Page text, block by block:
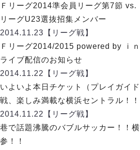
メットライフ生命Ｆリーグ
試合日程・結果
大会概要
アリーナ情報
チケット情報
過去の記録
リガーレヴィア葛飾
Y．S．C．C．横浜
ヴィンセドール白山
アグレミーナ浜松
デウソン神戸
ポルセイド浜田
ミラクルスマイル新居浜
記念ゴール
ハットトリック
担当審判員
選手の通算記録（Ｆ１）
エスポラーダ北海道
バルドラール浦安
フウガドールすみだ
しながわシティ
立川アスレティックFC
DIVISION02
Ｆリーグ2014準会員リーグ第7節 vs.
リーグU23選抜招集メンバー
2014.11.23 【リーグ戦】
Ｆリーグ2014/2015 powered by ｉ
ライブ配信のお知らせ
2014.11.22
【リーグ戦】
いよいよ本日チケット（プレイガイ
戦、楽しみ満載な横浜セントラル！！
2014.11.22
【リーグ戦】
巷で話題沸騰のバブルサッカー！！
参！！